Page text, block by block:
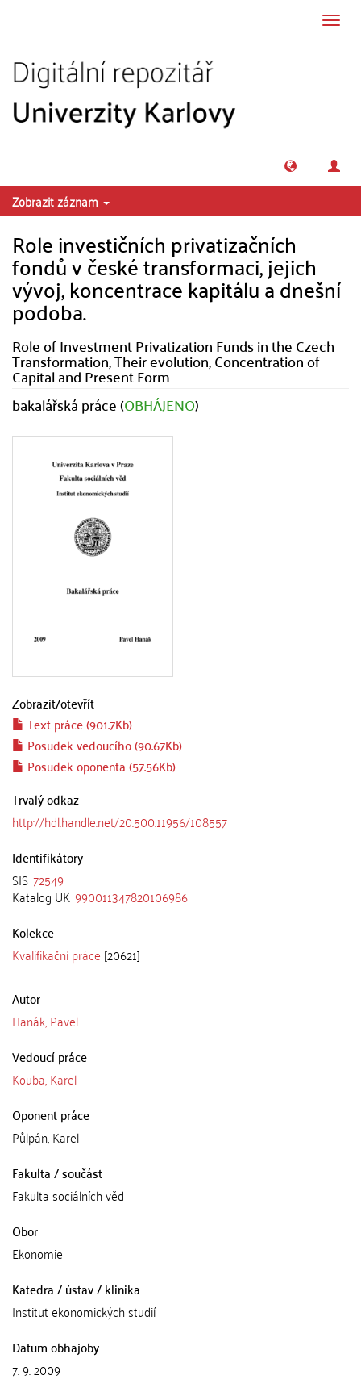
Zobrazit záznam
Role investičních privatizačních
fondů v české transformaci, jejich
vývoj, koncentrace kapitálu a dnešní
podoba.
Role of Investment Privatization Funds in the Czech
Transformation, Their evolution, Concentration of
Capital and Present Form
bakalářská práce (OBHÁJENO)
Zobrazit/otevřít
Text práce (901.7Kb)
Posudek vedoucího (90.67Kb)
Posudek oponenta (57.56Kb)
Trvalý odkaz
http://hdl.handle.net/20.500.11956/108557
Identifikátory
SIS:72549
Katalog UK:990011347820106986
Kolekce
Kvalifikační práce [20621]
Autor
Hanák, Pavel
Vedoucí práce
Kouba, Karel
Oponent práce
Půlpán, Karel
Fakulta / součást
Fakulta sociálních věd
Obor
Ekonomie
Katedra / ústav / klinika
Institut ekonomických studií
Datum obhajoby
7. 9. 2009